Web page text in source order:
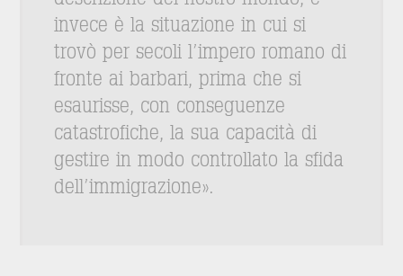
invece è la situazione in cui si
trovò per secoli l’impero romano di
fronte ai barbari, prima che si
esaurisse, con conseguenze
catastrofiche, la sua capacità di
gestire in modo controllato la sfida
dell’immigrazione».